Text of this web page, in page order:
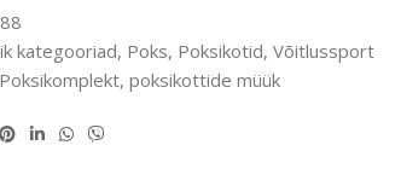
kategooriad, Poks, Poksikotid, Võitlussport
Poksikomplekt, poksikottide müük